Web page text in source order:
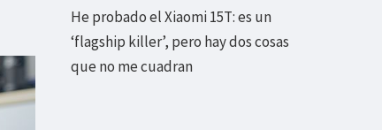
He probado el Xiaomi 15T: es un
‘flagship killer’, pero hay dos cosas
que no me cuadran